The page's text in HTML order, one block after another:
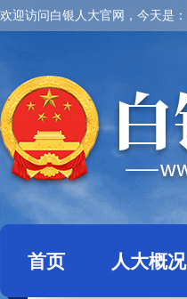
欢迎访问白银人大官网，今天是：
首页 人大概况